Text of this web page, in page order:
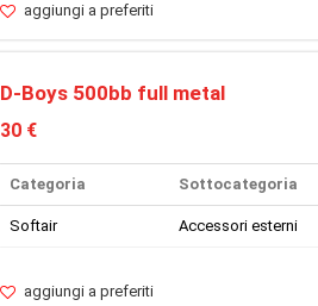
aggiungi a preferiti
D-Boys 500bb full metal
30 €
Categoria Sottocategoria
Softair Accessori esterni
aggiungi a preferiti